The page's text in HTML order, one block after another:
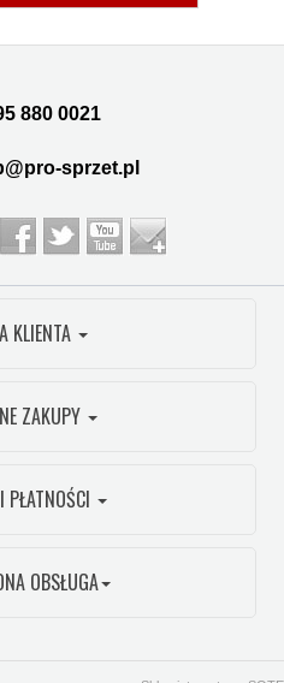
880 0021
sprzet.pl
KLIENTA
ZAKUPY
PŁATNOŚCI
OBSŁUGA